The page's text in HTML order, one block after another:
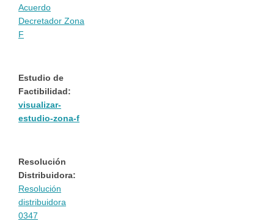
Acuerdo
Decretador Zona
F
Estudio de
Factibilidad:
visualizar-
estudio-zona-f
Resolución
Distribuidora:
Resolución
distribuidora
0347